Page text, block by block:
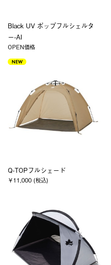
Black UV ポップフルシェルタ
ー-AI
OPEN価格
NEW
Q-TOPフルシェード
￥11,000 (税込)